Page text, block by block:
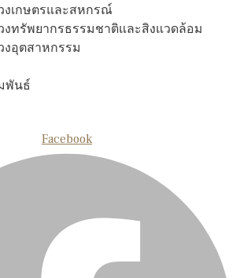
งเกษตรและสหกรณ์
งทรัพยากรธรรมชาติและสิงแวดล้อม
งอุตสาหกรรม
พันธ์
Facebook